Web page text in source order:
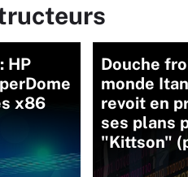
HP
x86
Douche
monde
revoit en
ses plans
"Kittson"